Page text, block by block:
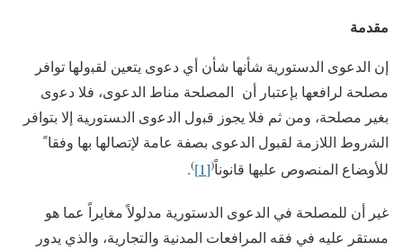
مقدمة
إن الدعوى الدستورية شأنها شأن أي ﺩﻋﻭﻯ يتعين ﻟﻘﺒﻭﻟﻬﺎ توافر
مصلحة لرافعها بإعتبار أن المصلحة مناط الدعوى، فلا دﻋﻭﻯ
بغير مصلحة، ومن ثم ﻓﻼ يجوز ﻗﺒﻭل ﺍﻟﺩﻋﻭﻯ ﺍﻟﺩﺴﺘﻭﺭﻴﺔ ﺇﻻ بتوافر
ﺍﻟﺸﺭﻭﻁ اللازمة لقبول الدعوى بصفة عامة لإتصالها بها ﻭﻓﻘﺎﹰ
ﻟﻸﻭﻀﺎﻉ ﺍﻟﻤﻨﺼﻭﺹ ﻋﻠﻴﻬﺎ قانوناً(
[1]
)
.
غير أن ﻟﻠﻤﺼﻠﺤﺔ ﻓﻲ الدعوى الدستورية مدلولاً مغايراً عما هو
مستقر عليه في فقه المرافعات المدنية والتجارية، والذي يدور